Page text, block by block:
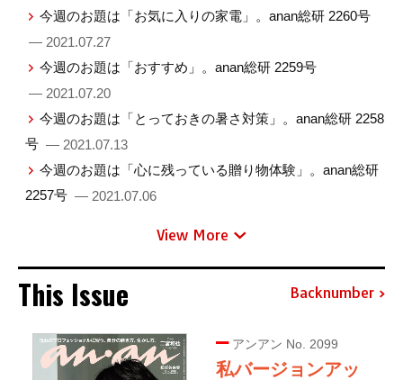
今週のお題は「お気に入りの家電」。anan総研 2260号
— 2021.07.27
今週のお題は「おすすめ」。anan総研 2259号
— 2021.07.20
今週のお題は「とっておきの暑さ対策」。anan総研 2258
号 — 2021.07.13
今週のお題は「心に残っている贈り物体験」。anan総研
2257号 — 2021.07.06
View More
This Issue Backnumber
アンアン No. 2099
私バージョンアッ